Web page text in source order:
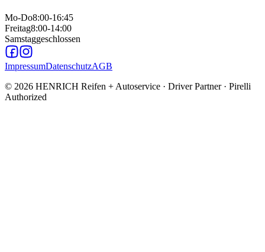
Mo-Do8:00-16:45
Freitag8:00-14:00
Samstaggeschlossen
ImpressumDatenschutzAGB
© 2026 HENRICH Reifen + Autoservice · Driver Partner · Pirelli
Authorized